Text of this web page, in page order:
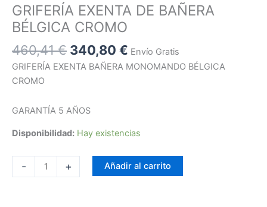
GRIFERÍA EXENTA DE BAÑERA
BÉLGICA CROMO
460,41€ 340,80 € Envío Gratis
GRIFERÍA EXENTA BAÑERA MONOMANDO BÉLGICA
CROMO
GARANTÍA 5 AÑOS
Disponibilidad: Hay existencias
- + Añadir al carrito